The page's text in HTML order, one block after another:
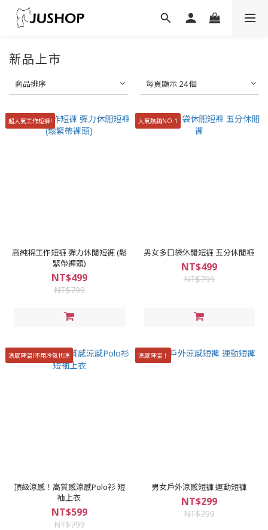
新品上市
商品排序 每頁顯示 24 個
超人氣工作短褲!
高純棉工作短褲 彈力休閒短褲 (鬆
緊帶褲頭)
NT$499
NT$799
人氣熱銷NO.1
男女多口袋休閒短褲 五分休閒褲
NT$499
NT$799
涼感降溫!不用冷氣也涼
頂級涼感！高質感涼感Polo衫 短
袖上衣
NT$599
NT$799
涼感降溫！
男女戶外涼感短褲 運動短褲
NT$299
NT$799